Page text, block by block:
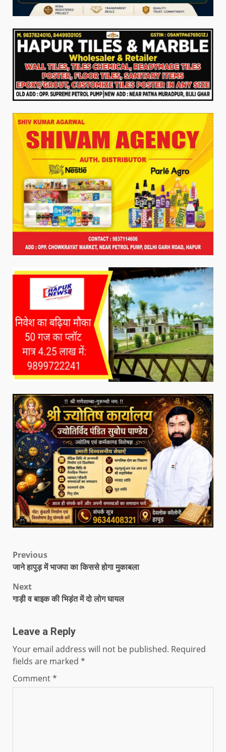
Previous
जाने हापुड़ में भाजपा का किससे होगा मुकाबला
Next
गाड़ी व बाइक की भिड़ंत में दो लोग घायल
Leave a Reply
Your email address will not be published. Required
fields are marked *
Comment*